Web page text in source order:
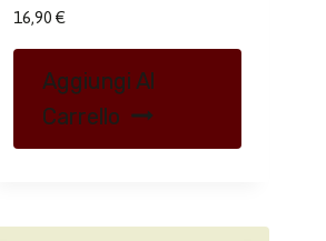
16,90 €
Aggiungi Al
Carrello